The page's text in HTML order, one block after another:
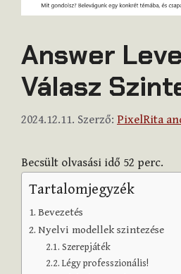
Answer
Válasz
2024.12.11. Szerző: PixelRita
Becsült olvasási idő 52 perc.
Tartalomjegyzék
Bevezetés
Nyelvi modellek szintezése
Szerepjáték
Légy professzionális!